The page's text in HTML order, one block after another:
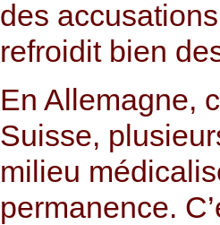
des
refroidit bien
En Allemagne,
Suisse,
milieu
permanence.